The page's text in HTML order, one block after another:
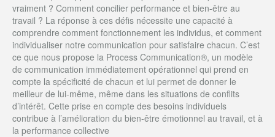
vraiment ? Comment concilier performance et bien-être au
travail ? La réponse à ces défis nécessite une capacité à
comprendre comment fonctionnement les individus, et comment
individualiser notre communication pour satisfaire chacun. C’est
ce que nous propose la Process Communication®, un modèle
de communication immédiatement opérationnel qui prend en
compte la spécificité de chacun et lui permet de donner le
meilleur de lui-même, même dans les situations de conflits
d’intérêt. Cette prise en compte des besoins individuels
contribue à l’amélioration du bien-être émotionnel au travail, et à
la performance collective